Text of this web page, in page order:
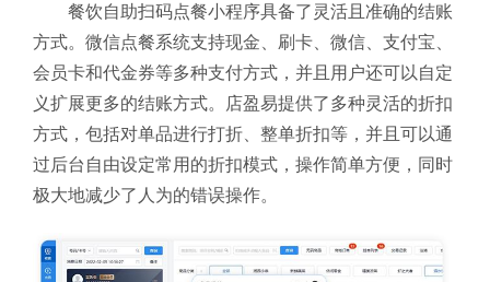
餐饮自助扫码点餐小程序具备了灵活且准确的结账
方式。微信点餐系统支持现金、刷卡、微信、支付宝、
会员卡和代金券等多种支付方式，并且用户还可以自定
义扩展更多的结账方式。店盈易提供了多种灵活的折扣
方式，包括对单品进行打折、整单折扣等，并且可以通
过后台自由设定常用的折扣模式，操作简单方便，同时
极大地减少了人为的错误操作。